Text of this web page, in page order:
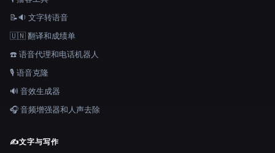
📝🔉 文字转语音
🇺🇳 翻译和成绩单
☎️ 语音代理和电话机器人
🎙️ 语音克隆
🔊 音效生成器
🎧 音频增强器和人声去除
✍️文字与写作